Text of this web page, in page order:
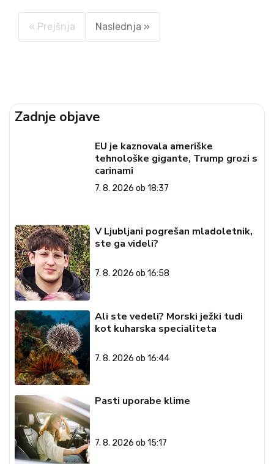
ruskega napada na Ukrajino, zato je tokratni
Odmev tedna posvečen...
« Prejšnja Naslednja »
Zadnje objave
EU je kaznovala ameriške
tehnološke gigante, Trump grozi s
carinami
7. 8. 2026 ob 18:37
V Ljubljani pogrešan mladoletnik,
ste ga videli?
7. 8. 2026 ob 16:58
Ali ste vedeli? Morski ježki tudi
kot kuharska specialiteta
7. 8. 2026 ob 16:44
Pasti uporabe klime
7. 8. 2026 ob 15:17